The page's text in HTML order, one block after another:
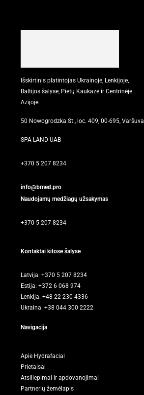
Išskirtinis platintojas Ukrainoje, Lenkijoje,
Baltijos šalyse, Pietų Kaukaze ir Centrinėje
Azijoje.
50 Nowogrodzka St., loc. 409, 00-695, Varšuva
SPA LAND UAB
+370 5 207 8234
info@bmed.pro
Naudojamų medžiagų užsakymas
+370 5 207 8234
Kontaktai kitose šalyse
Latvija: +370 5 207 8234
Estija: +372 6 068 974
Lenkija: +48 22 230 4336
Ukraina: +38 044 300 2222
Navigacija
Apie Hydrafacial
Prietaisai
Atsiliepimai ir apdovanojimai
Partnerių žemėlapis